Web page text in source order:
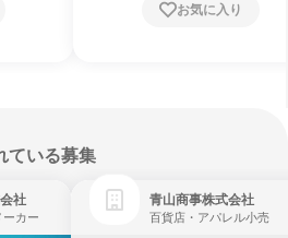
お気に入り
ている募集
社
ーカー
青山商事株式会社
百貨店・アパレル小売